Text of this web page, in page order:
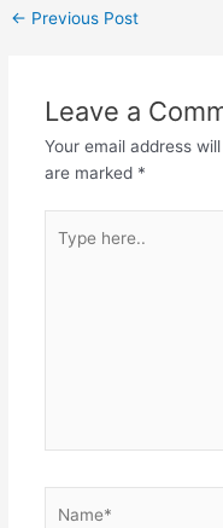
← Previous Post
Leave a
Your email address
are marked *
here..